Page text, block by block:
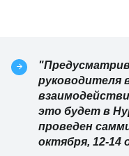
руководителя
это будет в
проведен
октября, 12-14